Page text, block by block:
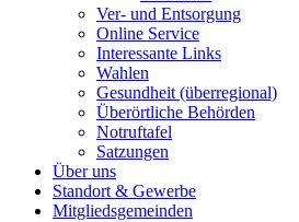
Ver- und Entsorgung
Online Service
Interessante Links
Wahlen
Gesundheit (überregional)
Überörtliche Behörden
Notruftafel
Satzungen
Über uns
Standort & Gewerbe
Mitgliedsgemeinden